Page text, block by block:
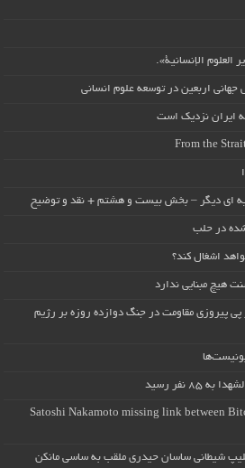
العلوم الإنسانية».
اربعین در توسعه علوم انسانی
ایران نزدیک است
From the
ای دیگر – بخش بیست و هشتم + نقد و توضیح
شده در حلب
اشغال کند؟
هیچ مبنایی ندارد
پیروزی مقاومت در جنگ دوازده روزه بر رژیم
نفر رسید
Satoshi Nakamoto missing link between
شیطانی ساسان حیدری ملقب به ساسی مانکن